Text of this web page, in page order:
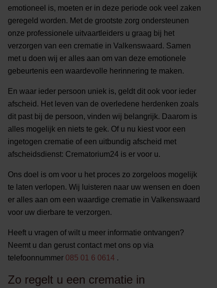
emotioneel is, moeten er in deze periode ook veel zaken
geregeld worden. Met de grootste zorg ondersteunen
onze professionele uitvaartleiders u graag bij het
verzorgen van een crematie in Valkenswaard. Samen
met u doen wij er alles aan om van deze emotionele
gebeurtenis een waardevolle herinnering te maken.
En waar ieder persoon uniek is, geldt dit ook voor ieder
afscheid. Het leven van de overledene herdenken zoals
dit past bij de persoon, vinden wij belangrijk. Daarom is
alles mogelijk en niets te gek. Of u nu kiest voor een
ingetogen crematie of een uitbundig afscheid met
afscheidsdienst: Crematorium24 is er voor u.
Ons doel is om voor u het proces zo zorgeloos mogelijk
te laten verlopen. Wij luisteren naar uw wensen en doen
er alles aan om een waardige crematie in Valkenswaard
voor uw dierbare te verzorgen.
Heeft u vragen of wilt u meer informatie ontvangen?
Neemt u dan gerust contact met ons op via
telefoonnummer 085 01 6 0614 .
Zo regelt u een crematie in